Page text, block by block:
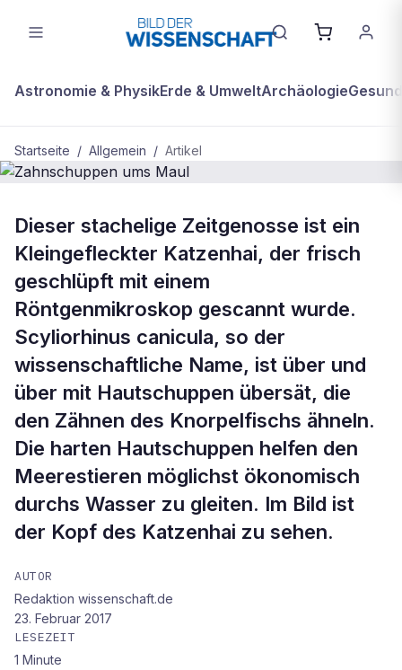
Astronomie & PhysikErde & UmweltArchäologie
Startseite / Allgemein / Artikel
Zahnschuppen ums Maul
Dieser stachelige Zeitgenosse ist ein
Kleingefleckter Katzenhai, der frisch
geschlüpft mit einem
Röntgenmikroskop gescannt wurde.
Scyliorhinus canicula, so der
wissenschaftliche Name, ist über und
über mit Hautschuppen übersät, die
den Zähnen des Knorpelfischs ähneln.
Die harten Hautschuppen helfen den
Meerestieren möglichst ökonomisch
durchs Wasser zu gleiten. Im Bild ist
der Kopf des Katzenhai zu sehen.
AUTOR
Redaktion wissenschaft.de
23. Februar 2017
LESEZEIT
1 Minute